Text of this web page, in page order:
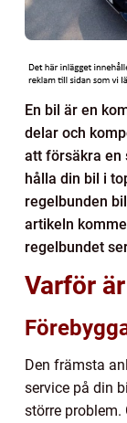
En bil är en
delar och
att försäkra en
hålla din bil i
regelbunden
artikeln
regelbundet
Varför
Den främsta
service på din
större